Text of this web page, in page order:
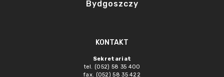
Bydgoszczy
KONTAKT
Sekretariat
tel. (052) 58 35 400
fax. (052) 58 35 422